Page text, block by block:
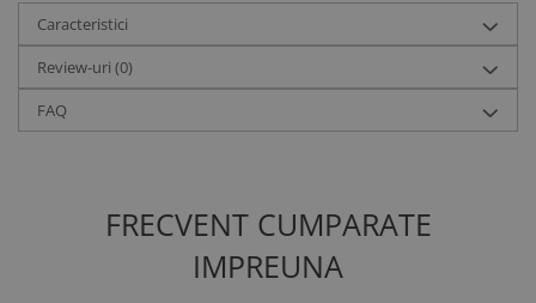
Caracteristici
Review-uri (0)
FAQ
FRECVENT CUMPARATE
IMPREUNA